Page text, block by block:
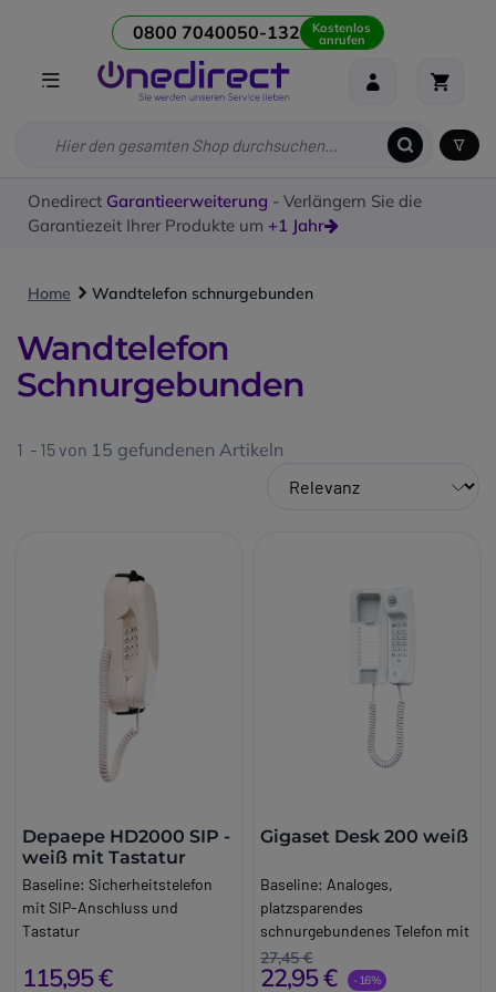
0800 7040050-132 Kostenlos
anrufen
Onedirect Garantieerweiterung - Verlängern Sie die
Garantiezeit Ihrer Produkte um +1 Jahr
Home Wandtelefon schnurgebunden
Wandtelefon
Schnurgebunden
1 - 15 von 15 gefundenen Artikeln
Depaepe HD2000 SIP -
weiß mit Tastatur
Baseline: Sicherheitstelefon
mit SIP-Anschluss und
Tastatur
Long_description:
115,95 €
Gigaset Desk 200 weiß
Baseline: Analoges,
platzsparendes
schnurgebundenes Telefon mit
möglicher Wandmontage
Brand:Gigaset
27,45 €
22,95 € -16%